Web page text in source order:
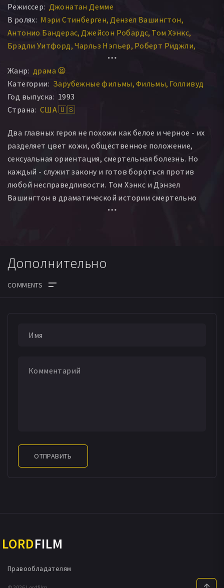
Режиссер: Джонатан Демме
В ролях: Мэри Стинберген Дензел Вашингтон
Антонио Бандерас Джейсон Робардс Том Хэнкс
Брэдли Уитфорд Чарльз Нэпьер Роберт Риджли
Рон Вотер
Жанр: драма 😫
Категории: Зарубежные фильмы Фильмы Голливуд
Год выпуска: 1993
Страна: США 🇺🇸
Два главных героя не похожи как белое и черное - их
разделяет цвет кожи, общественное положение,
сексуальная ориентация, смертельная болезнь. Но
каждый - служит закону и готов бороться против
любой несправедливости. Том Хэнкс и Дэнзел
Вашингтон в драматической истории смертельно
больного, но не отчаявшегося человека. Человека,
Дополнительно
ОТПРАВИТЬ
LORDFILM
Правообладателям